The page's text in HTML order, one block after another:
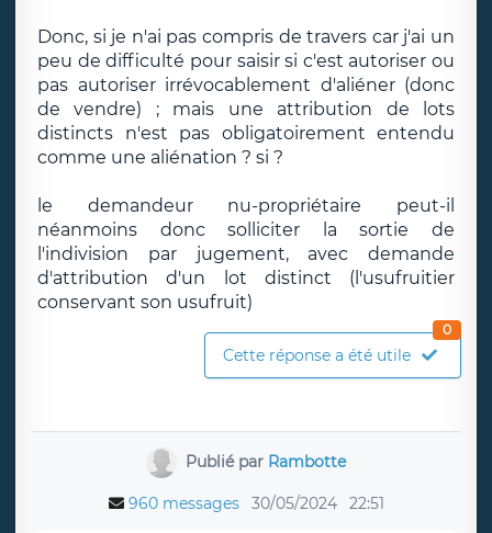
Donc, si je n'ai pas compris de travers car j'ai un
peu de difficulté pour saisir si c'est autoriser ou
pas autoriser irrévocablement d'aliéner (donc
de vendre) ; mais une attribution de lots
distincts n'est pas obligatoirement entendu
comme une aliénation ? si ?
le demandeur nu-propriétaire peut-il
néanmoins donc solliciter la sortie de
l'indivision par jugement, avec demande
d'attribution d'un lot distinct (l'usufruitier
conservant son usufruit)
Cette réponse a été utile
0
Publié par Rambotte
960 messages 30/05/2024 22:51